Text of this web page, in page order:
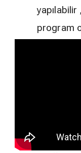
program